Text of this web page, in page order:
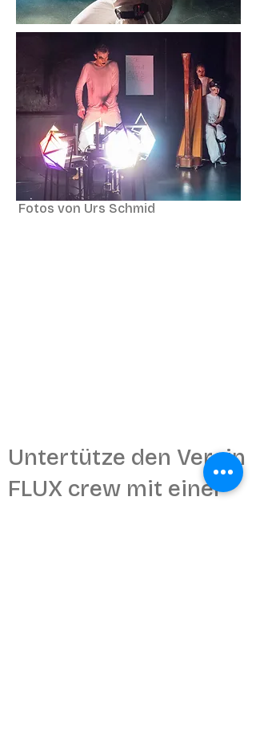
Fotos von Urs Schmid
Untertütze den Verein
FLUX crew mit einer